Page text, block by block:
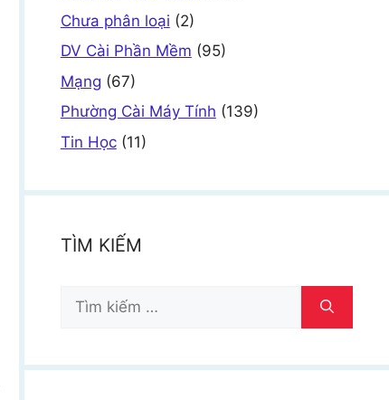
Chưa phân loại (2)
DV Cài Phần Mềm (95)
Mạng (67)
Phường Cài Máy Tính (139)
Tin Học(11)
TÌM KIẾM
Tìm
kiếm